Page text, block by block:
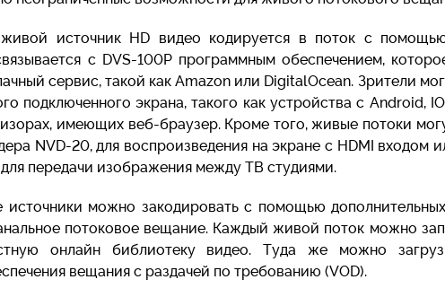
источник HD видео кодируется в поток с
с DVS-100P программным обеспечением,
сервис, такой как Amazon или DigitalOcean. Зрители
подключенного экрана, такого как устройства с Android,
имеющих веб-браузер. Кроме того, живые потоки
NVD-20, для воспроизведения на экране с HDMI входом
передачи изображения между ТВ студиями.
можно закодировать с помощью
потоковое вещание. Каждый живой поток можно
онлайн библиотеку видео. Туда же можно
вещания с раздачей по требованию (VOD).